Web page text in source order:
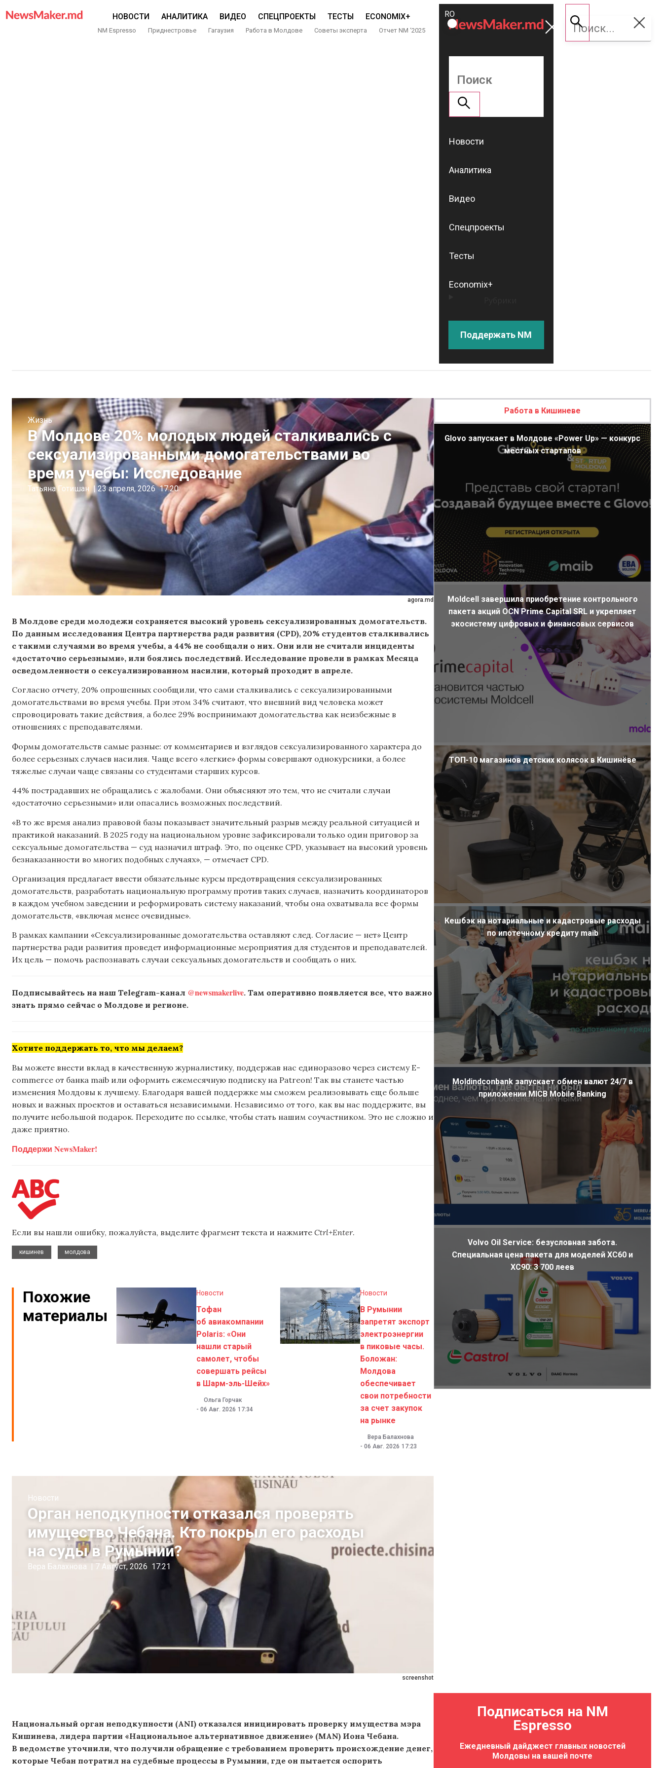
НОВОСТИ АНАЛИТИКА ВИДЕО СПЕЦПРОЕКТЫ ТЕСТЫ ECONOMIX+
NM Espresso Приднестровье Гагаузия Работа в Молдове Советы эксперта Отчет NM ‘2025
ROMÂNĂ
RU
Поддержать
NM
Новости
Аналитика
Видео
Спецпроекты
Тесты
Economix+
Поддержать NM
agora.md
Жизнь
В Молдове 20% молодых людей сталкивались с
сексуализированными домогательствами во
время учебы: Исследование
Татьяна Готишан | 23 апреля, 2026 17:20
В Молдове среди молодежи сохраняется высокий уровень сексуализированных домогательств.
По данным исследования Центра партнерства ради развития (CPD), 20% студентов сталкивались
с такими случаями во время учебы, а 44% не сообщали о них. Они или не считали инциденты
«достаточно серьезными», или боялись последствий. Исследование провели в рамках Месяца
осведомленности о сексуализированном насилии, который проходит в апреле.
Согласно отчету, 20% опрошенных сообщили, что сами сталкивались с сексуализированными
домогательствами во время учебы. При этом 34% считают, что внешний вид человека может
спровоцировать такие действия, а более 29% воспринимают домогательства как неизбежные в
отношениях с преподавателями.
Формы домогательств самые разные: от комментариев и взглядов сексуализированного характера до
более серьезных случаев насилия. Чаще всего «легкие» формы совершают однокурсники, а более
тяжелые случаи чаще связаны со студентами старших курсов.
44% пострадавших не обращались с жалобами. Они объясняют это тем, что не считали случаи
«достаточно серьезными» или опасались возможных последствий.
«В то же время анализ правовой базы показывает значительный разрыв между реальной ситуацией и
практикой наказаний. В 2025 году на национальном уровне зафиксировали только один приговор за
сексуальные домогательства — суд назначил штраф. Это, по оценке CPD, указывает на высокий уровень
безнаказанности во многих подобных случаях», — отмечает CPD.
Организация предлагает ввести обязательные курсы предотвращения сексуализированных
домогательств, разработать национальную программу против таких случаев, назначить координаторов
в каждом учебном заведении и реформировать систему наказаний, чтобы она охватывала все формы
домогательств, «включая менее очевидные».
В рамках кампании «Сексуализированные домогательства оставляют след. Согласие — нет» Центр
партнерства ради развития проведет информационные мероприятия для студентов и преподавателей.
Их цель — помочь распознавать случаи сексуальных домогательств и сообщать о них.
Подписывайтесь на наш Telegram-канал @newsmakerlive. Там оперативно появляется все, что важно
знать прямо сейчас о Молдове и регионе.
Хотите поддержать то, что мы делаем?
Вы можете внести вклад в качественную журналистику, поддержав нас единоразово через систему E-
commerce от банка maib или оформить ежемесячную подписку на Patreon! Так вы станете частью
изменения Молдовы к лучшему. Благодаря вашей поддержке мы сможем реализовывать еще больше
новых и важных проектов и оставаться независимыми. Независимо от того, как вы нас поддержите, вы
получите небольшой подарок. Переходите по ссылке, чтобы стать нашим соучастником. Это не сложно и
даже приятно.
Поддержи NewsMaker!
Если вы нашли ошибку, пожалуйста, выделите фрагмент текста и нажмите Ctrl+Enter.
кишинев
молдова
Похожие
материалы
Новости
Тофан
об авиакомпании
Polaris: «Они
нашли старый
самолет, чтобы
совершать рейсы
в Шарм-эль-Шейх»
Ольга Горчак
- 06 Авг. 2026 17:34
Новости
В Румынии
запретят экспорт
электроэнергии
в пиковые часы.
Боложан:
Молдова
обеспечивает
свои потребности
за счет закупок
на рынке
Вера Балахнова
- 06 Авг. 2026 17:23
screenshot
Новости
Орган неподкупности отказался проверять
имущество Чебана. Кто покрыл его расходы
на суды в Румынии?
Вера Балахнова 7 Август, 2026 17:21
Национальный орган неподкупности (ANI) отказался инициировать проверку имущества мэра
Кишинева, лидера партии «Национальное альтернативное движение» (MAN) Иона Чебана.
В ведомстве уточнили, что получили обращение с требованием проверить происхождение денег,
которые Чебан потратил на судебные процессы в Румынии, где он пытается оспорить
Работа в Кишиневе
Glovo запускает в Молдове «Power Up» — конкурс
местных стартапов
Moldcell завершила приобретение контрольного
пакета акций OCN Prime Capital SRL и укрепляет
экосистему цифровых и финансовых сервисов
ТОП-10 магазинов детских колясок в Кишинёве
Кешбэк на нотариальные и кадастровые расходы
по ипотечному кредиту maib
Moldindconbank запускает обмен валют 24/7 в
приложении MICB Mobile Banking
Volvo Oil Service: безусловная забота.
Специальная цена пакета для моделей XC60 и
XC90: 3 700 леев
Подписаться на NM
Espresso
Ежедневный дайджест главных новостей
Молдовы на вашей почте